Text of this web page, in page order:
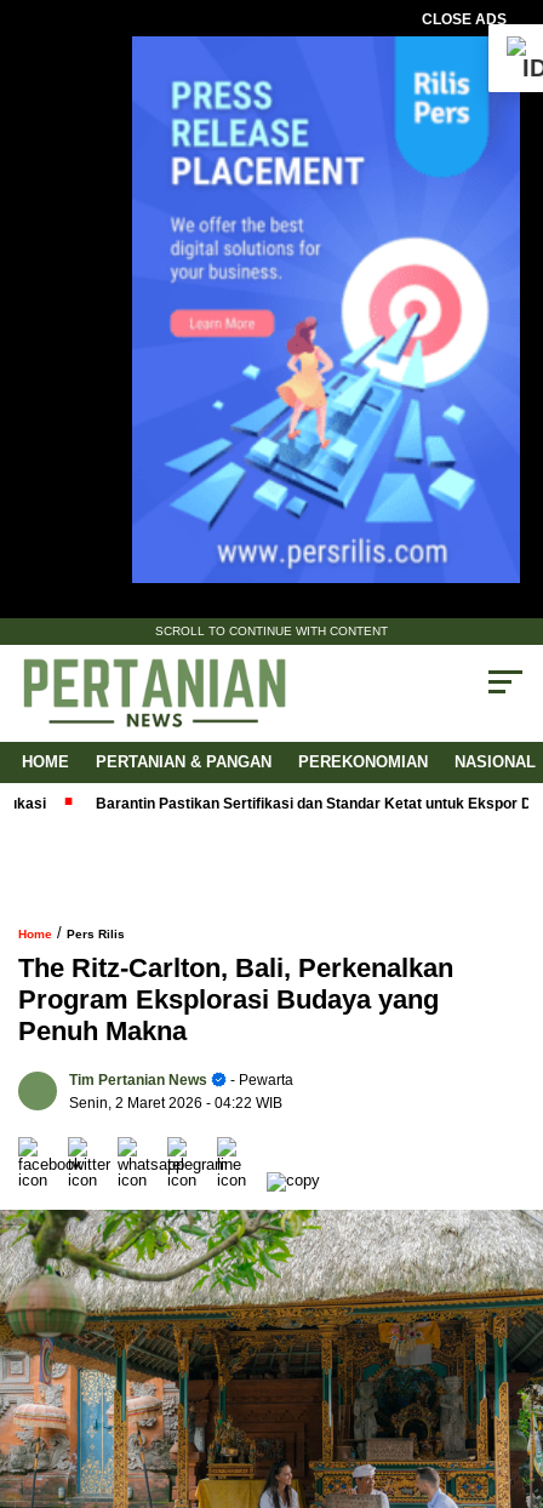
CLOSE ADS
SCROLL TO CONTINUE WITH CONTENT
HOME PERTANIAN & PANGAN PEREKONOMIAN NASIONAL
Barantin Pastikan Sertifikasi dan Standar Ketat untuk Ekspor Durian
Home / Pers Rilis
The Ritz-Carlton, Bali, Perkenalkan
Program Eksplorasi Budaya yang
Penuh Makna
Tim Pertanian News
- Pewarta
Senin, 2 Maret 2026 - 04:22 WIB